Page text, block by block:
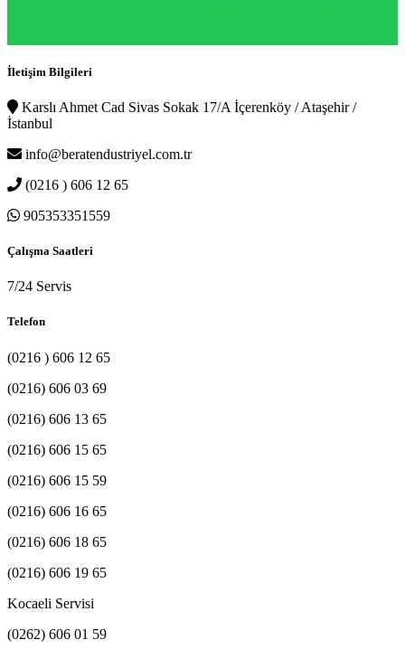
İletişim Bilgileri
Karslı Ahmet Cad Sivas Sokak 17/A İçerenköy / Ataşehir /
İstanbul
info@beratendustriyel.com.tr
(0216 ) 606 12 65
905353351559
Çalışma Saatleri
7/24 Servis
Telefon
(0216 ) 606 12 65
(0216) 606 03 69
(0216) 606 13 65
(0216) 606 15 65
(0216) 606 15 59
(0216) 606 16 65
(0216) 606 18 65
(0216) 606 19 65
Kocaeli Servisi
(0262) 606 01 59